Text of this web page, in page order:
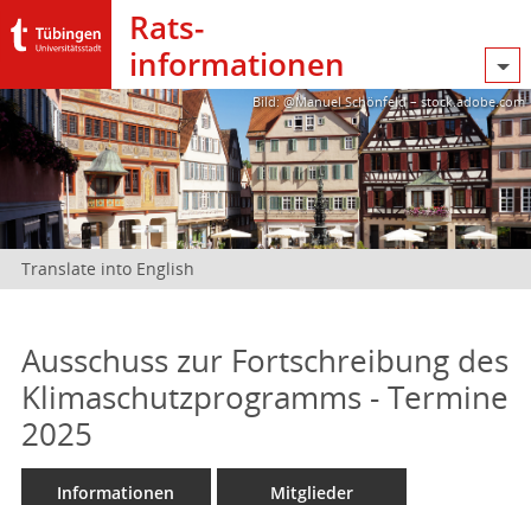
Rats­
informationen
Bild: @Manuel Schönfeld – stock.adobe.com
Translate into English
Ausschuss zur Fortschreibung des
Klimaschutzprogramms - Termine
2025
Informationen Mitglieder